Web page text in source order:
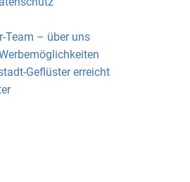
Team – über uns
Geflüster erreicht